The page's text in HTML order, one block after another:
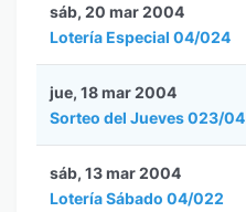
Lotería Especial 04/024
sáb, 20 mar 2004
Sorteo del Jueves 023/04
jue, 18 mar 2004
Lotería Sábado 04/022
sáb, 13 mar 2004